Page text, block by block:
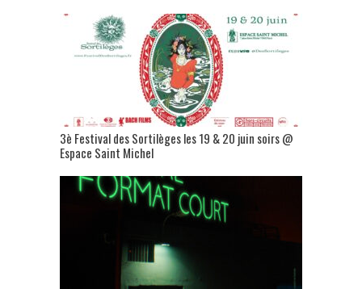
3è Festival des Sortilèges les 19 & 20 juin soirs @
Espace Saint Michel